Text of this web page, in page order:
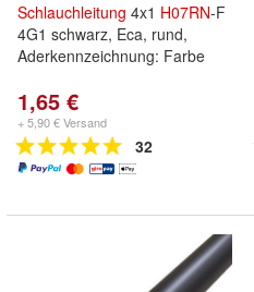
Schlauchleitung 4x1 H07RN-F
4G1 schwarz, Eca, rund,
Aderkennzeichnung: Farbe
1,65 €
+ 5,90 € Versand
32